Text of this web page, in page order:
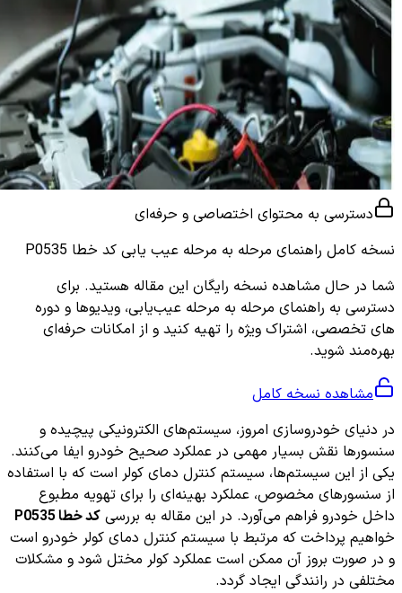
دسترسی به محتوای اختصاصی و حرفه‌ای
نسخه کامل راهنمای مرحله به مرحله عیب یابی کد خطا P0535
شما در حال مشاهده نسخه رایگان این مقاله هستید. برای
دسترسی به راهنمای مرحله به مرحله عیب‌یابی، ویدیوها و دوره
های تخصصی، اشتراک ویژه را تهیه کنید و از امکانات حرفه‌ای
بهره‌مند شوید.
مشاهده نسخه کامل
در دنیای خودروسازی امروز، سیستم‌های الکترونیکی پیچیده و
سنسورها نقش بسیار مهمی در عملکرد صحیح خودرو ایفا می‌کنند.
یکی از این سیستم‌ها، سیستم کنترل دمای کولر است که با استفاده
از سنسورهای مخصوص، عملکرد بهینه‌ای را برای تهویه مطبوع
داخل خودرو فراهم می‌آورد. در این مقاله به بررسی کد خطا P0535
خواهیم پرداخت که مرتبط با سیستم کنترل دمای کولر خودرو است
و در صورت بروز آن ممکن است عملکرد کولر مختل شود و مشکلات
مختلفی در رانندگی ایجاد گردد.